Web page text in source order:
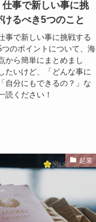
仕事で新しい事に挑
るべき5つのこと
事で新しい事に挑戦する
のポイントについて、海
から簡単にまとめまし
たいけど、「どんな事に
自分にもできるの？」な
読ください！
起業